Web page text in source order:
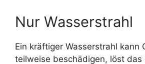
Nur Wasserstrahl
Ein kräftiger Wasserstrahl kann
teilweise beschädigen, löst das